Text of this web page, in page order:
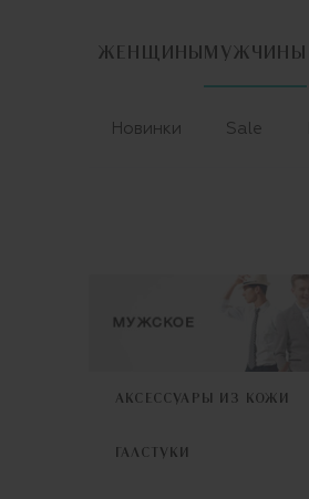
ЖЕНЩИНЫ МУЖЧИНЫ
Новинки Sale
АКСЕССУАРЫ ИЗ КОЖИ
ГАЛСТУКИ